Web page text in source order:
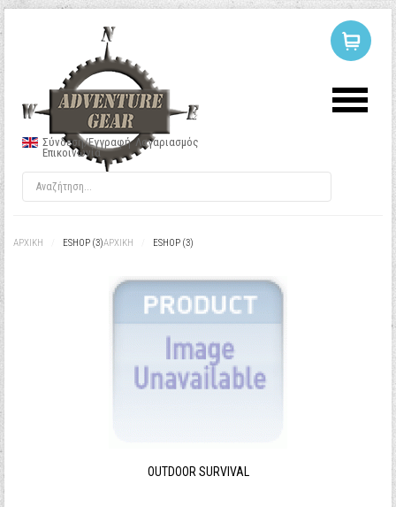
Σύνδεση/Εγγραφή Λογαριασμός
Επικοινωνία
ΑΡΧΙΚΉ ESHOP (3)ΑΡΧΙΚΉ ESHOP (3)
OUTDOOR SURVIVAL
ΣΥΝΔΕΣΗ
Κωδικός
Να με θυμάσαι